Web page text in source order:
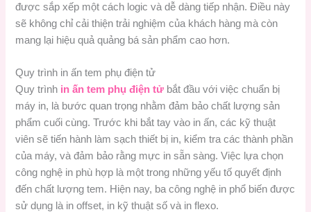
được sắp xếp một cách logic và dễ dàng tiếp nhận. Điều này
sẽ không chỉ cải thiện trải nghiệm của khách hàng mà còn
mang lại hiệu quả quảng bá sản phẩm cao hơn.
Quy trình in ấn tem phụ điện tử
Quy trình in ấn tem phụ điện tử bắt đầu với việc chuẩn bị
máy in, là bước quan trọng nhằm đảm bảo chất lượng sản
phẩm cuối cùng. Trước khi bắt tay vào in ấn, các kỹ thuật
viên sẽ tiến hành làm sạch thiết bị in, kiểm tra các thành phần
của máy, và đảm bảo rằng mực in sẵn sàng. Việc lựa chọn
công nghệ in phù hợp là một trong những yếu tố quyết định
đến chất lượng tem. Hiện nay, ba công nghệ in phổ biến được
sử dụng là in offset, in kỹ thuật số và in flexo.